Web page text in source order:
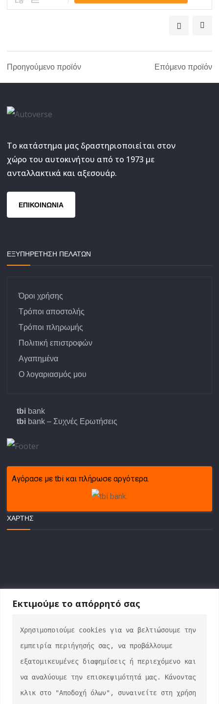
Εκτιμούμε το απόρρητό σας
Χρησιμοποιούμε cookies για να βελτιώσουμε την
εμπειρία περιήγησής σας, να προβάλλουμε
εξατομικευμένες διαφημίσεις ή περιεχόμενο και
να αναλύουμε την επισκεψιμότητά μας. Κάνοντας
κλικ στο "Αποδοχή όλων", συναινείτε στη χρήση
Προηγούμενο προϊόν Επόμενο προϊόν
Το κατάστημα μας δραστηριοποιείται στον
χώρο του αυτοκινήτου από το 1973 με
ανταλλακτικά και αξεσουάρ.
ΕΠΙΚΟΙΝΩΝΙΑ
ΕΞΥΠΗΡΕΤΗΣΗ ΠΕΛΑΤΩΝ
Όροι χρήσης
Τρόποι αποστολής
Τρόποι πληρωμής
Πολιτική επιστροφών
Αγαπημένα
Ο λογαριασμός μου
tbi bank
tbi bank – Συχνές Ερωτήσεις
Αγόρασε με tbi και πλήρωσε αργότερα.
ΧΆΡΤΗΣ
ΕΠΙΚΟΙΝΩΝΙΑ
info@auto-verse.gr
2108317227
Δευτέρα - Παρασκευή 09:00 - 17:00
Σάββατο 10:00 - 15:00